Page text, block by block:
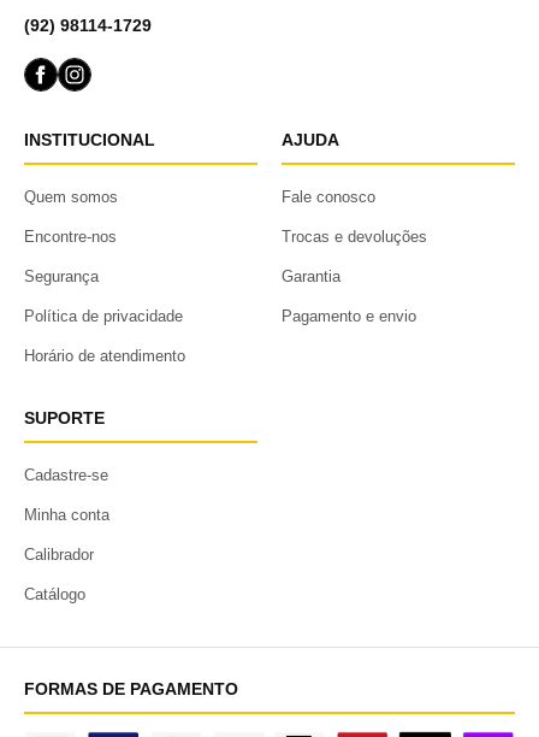
(92) 98114-1729
INSTITUCIONAL
Quem somos
Encontre-nos
Segurança
Política de privacidade
Horário de atendimento
AJUDA
Fale conosco
Trocas e devoluções
Garantia
Pagamento e envio
SUPORTE
Cadastre-se
Minha conta
Calibrador
Catálogo
FORMAS DE PAGAMENTO